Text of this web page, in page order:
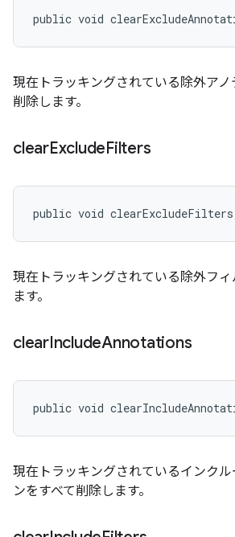
public void
現在トラッキングされている除外アノ
削除します。
clearExcludeFilters
public void
現在トラッキングされている除外フィ
ます。
clearIncludeAnnotations
public void
現在トラッキングされているインクル
ンをすべて削除します。